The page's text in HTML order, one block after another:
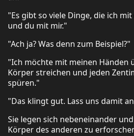
"Es gibt so viele Dinge, die ich
und du mit mir."
"Ach ja? Was denn zum Beispiel?"
"Ich möchte mit meinen Händen
Körper streichen und jeden
spüren."
"Das klingt gut. Lass uns damit
Sie legen sich nebeneinander
Körper des anderen zu